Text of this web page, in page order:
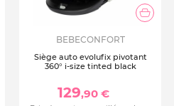
BEBECONFORT
Siège auto evolufix pivotant
360° i-size tinted black
129,90 €